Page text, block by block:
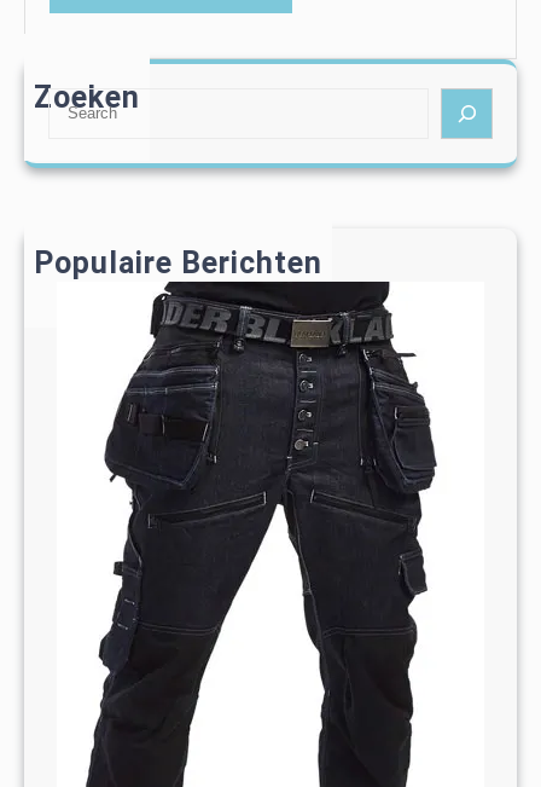
Zoeken
S
a
h
Populaire Berichten